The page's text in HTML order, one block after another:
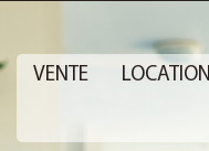
VENTE LOCATION